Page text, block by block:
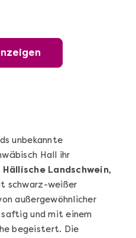
Mehr anzeigen
unbekannte
Hall ihr
Hällische Landschwein,
schwarz-weißer
außergewöhnlicher
und mit einem
begeistert. Die